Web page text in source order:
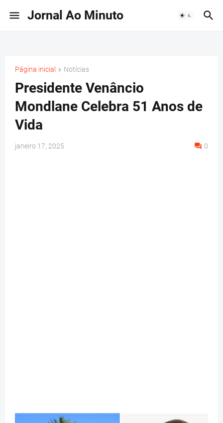
Jornal Ao Minuto
Página inicial Notícias
Presidente Venâncio
Mondlane Celebra 51 Anos de
Vida
janeiro 17, 2025 0